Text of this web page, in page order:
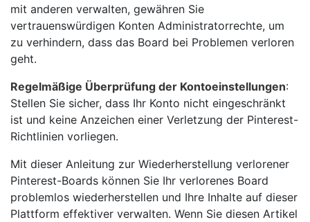
mit anderen verwalten, gewähren Sie
vertrauenswürdigen Konten Administratorrechte, um
zu verhindern, dass das Board bei Problemen verloren
geht.
Regelmäßige Überprüfung der Kontoeinstellungen:
Stellen Sie sicher, dass Ihr Konto nicht eingeschränkt
ist und keine Anzeichen einer Verletzung der Pinterest-
Richtlinien vorliegen.
Mit dieser Anleitung zur Wiederherstellung verlorener
Pinterest-Boards können Sie Ihr verlorenes Board
problemlos wiederherstellen und Ihre Inhalte auf dieser
Plattform effektiver verwalten. Wenn Sie diesen Artikel